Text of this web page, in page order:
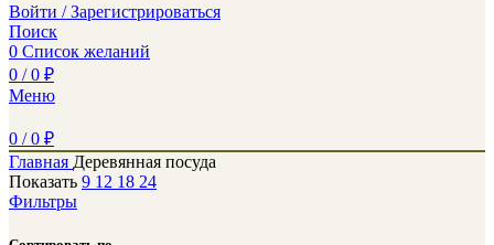
Войти / Зарегистрироваться
Поиск
0 Список желаний
0 / 0 ₽
Меню
0 / 0 ₽
Главная Деревянная посуда
Показать 9 12 18 24
Фильтры